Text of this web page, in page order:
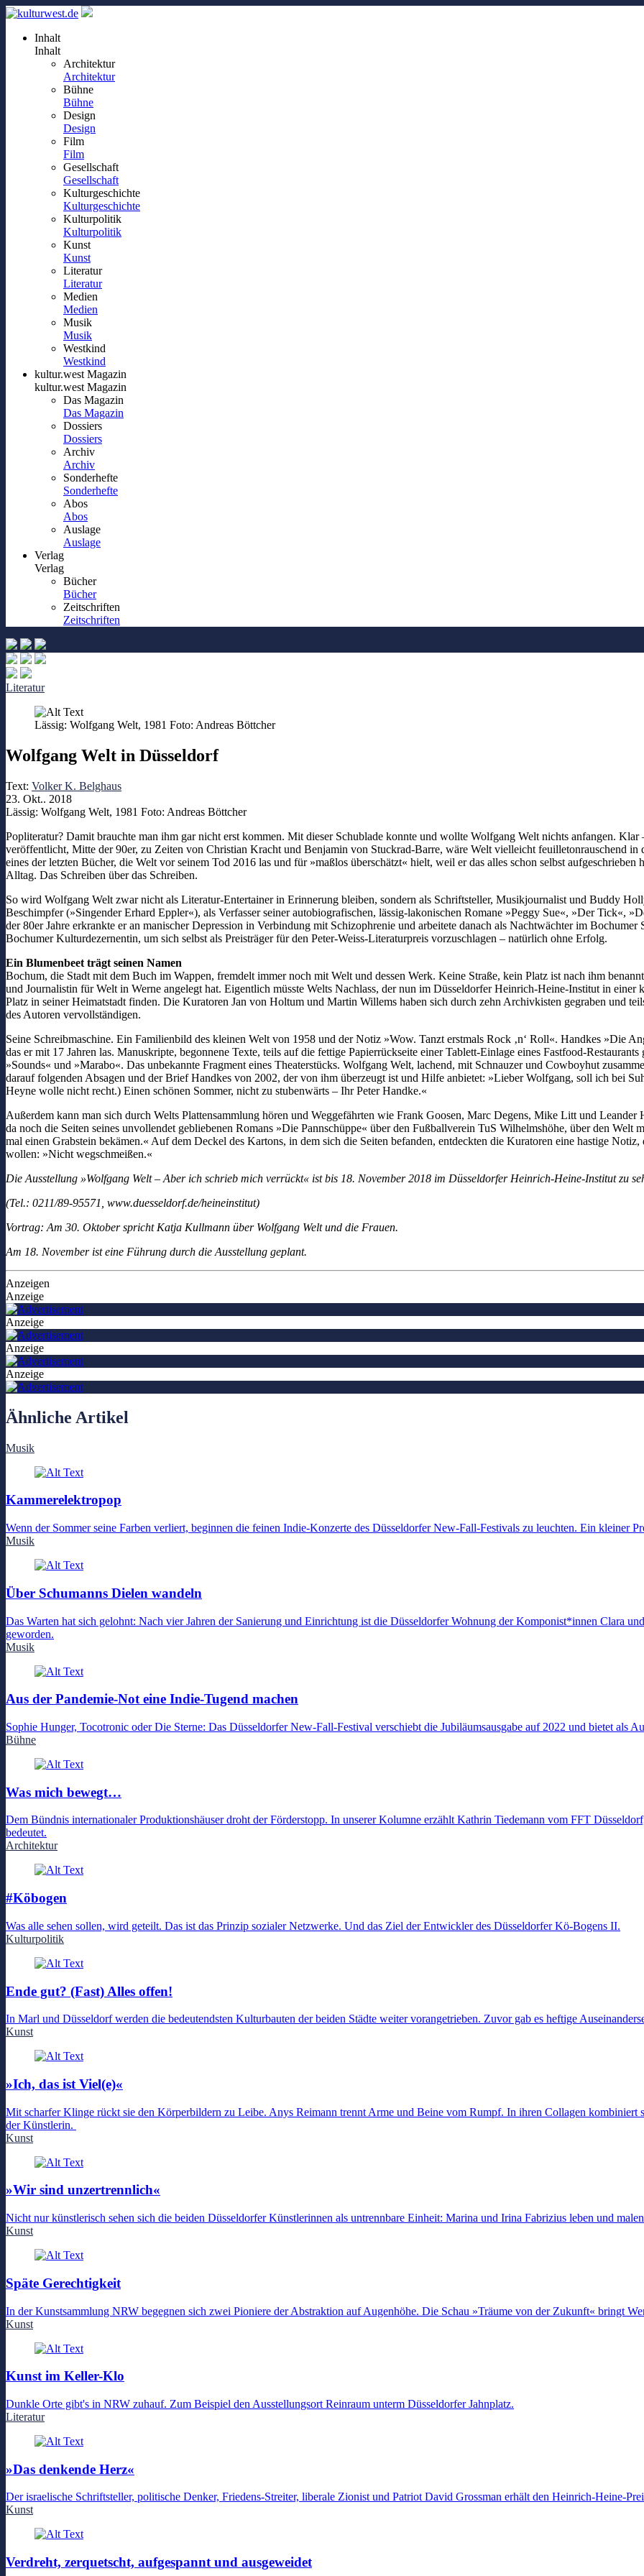
Inhalt
Inhalt
Architektur
Architektur
Bühne
Bühne
Design
Design
Film
Film
Gesellschaft
Gesellschaft
Kulturgeschichte
Kulturgeschichte
Kulturpolitik
Kulturpolitik
Kunst
Kunst
Literatur
Literatur
Medien
Medien
Musik
Musik
Westkind
Westkind
kultur.west Magazin
kultur.west Magazin
Das Magazin
Das Magazin
Dossiers
Dossiers
Archiv
Archiv
Sonderhefte
Sonderhefte
Abos
Abos
Auslage
Auslage
Verlag
Verlag
Bücher
Bücher
Zeitschriften
Zeitschriften
Literatur
Lässig: Wolfgang Welt, 1981 Foto: Andreas Böttcher
Wolfgang Welt in Düsseldorf
Text: Volker K. Belghaus
23. Okt.. 2018
Lässig: Wolfgang Welt, 1981 Foto: Andreas Böttcher
Popliteratur? Damit brauchte man ihm gar nicht erst kommen. Mit dieser Schublade konnte und wollte Wolfgang Welt nichts anfangen. Klar
veröffentlicht, Mitte der 90er, zu Zeiten von Christian Kracht und Benjamin von Stuckrad-Barre, wäre Welt vielleicht feuilletonrauschend in
eines der letzten Bücher, die Welt vor seinem Tod 2016 las und für »maßlos überschätzt« hielt, weil er das alles schon selbst
Alltag. Das Schreiben über das Schreiben.
So wird Wolfgang Welt zwar nicht als Literatur-Entertainer in Erinnerung bleiben, sondern als Schriftsteller, Musikjournalist und Buddy
Beschimpfer (»Singender Erhard Eppler«), als Verfasser seiner autobiografischen, lässig-lakonischen Romane »Peggy Sue«, »Der Tick«,
der 80er Jahre erkrankte er an manischer Depression in Verbindung mit Schizophrenie und arbeitete danach als Nachtwächter im
Bochumer Kulturdezernentin, um sich selbst als Preisträger für den Peter-Weiss-Literaturpreis vorzuschlagen – natürlich ohne Erfolg.
Ein Blumenbeet trägt seinen Namen
Bochum, die Stadt mit dem Buch im Wappen, fremdelt immer noch mit Welt und dessen Werk. Keine Straße, kein Platz ist nach ihm
und Journalistin für Welt in Werne angelegt hat. Eigentlich müsste Welts Nachlass, der nun im Düsseldorfer Heinrich-Heine-Institut in einer
Platz in seiner Heimatstadt finden. Die Kuratoren Jan von Holtum und Martin Willems haben sich durch zehn Archivkisten gegraben und
des Autoren vervollständigen.
Seine Schreibmaschine. Ein Familienbild des kleinen Welt von 1958 und der Notiz »Wow. Tanzt erstmals Rock ‚n‘ Roll«. Handkes »Die
das er mit 17 Jahren las. Manuskripte, begonnene Texte, teils auf die fettige Papierrückseite einer Tablett-Einlage eines Fastfood-
»Sounds« und »Marabo«. Das unbekannte Fragment eines Theaterstücks. Wolfgang Welt, lachend, mit Schnauzer und Cowboyhut
darauf folgenden Absagen und der Brief Handkes von 2002, der von ihm überzeugt ist und Hilfe anbietet: »Lieber Wolfgang, soll ich bei
Heyne wolle nicht recht.) Einen schönen Sommer, nicht zu stubenwärts – Ihr Peter Handke.«
Außerdem kann man sich durch Welts Plattensammlung hören und Weggefährten wie Frank Goosen, Marc Degens, Mike Litt und
da noch die Seiten seines unvollendet gebliebenen Romans »Die Pannschüppe« über den Fußballverein TuS Wilhelmshöhe, über den
mal einen Grabstein bekämen.« Auf dem Deckel des Kartons, in dem sich die Seiten befanden, entdeckten die Kuratoren eine hastige
wollen: »Nicht wegschmeißen.«
Die Ausstellung »Wolfgang Welt – Aber ich schrieb mich verrückt« ist bis 18. November 2018 im Düsseldorfer Heinrich-Heine-Institut zu
(Tel.: 0211/89-95571, www.duesseldorf.de/heineinstitut)
Vortrag: Am 30. Oktober spricht Katja Kullmann über Wolfgang Welt und die Frauen.
Am 18. November ist eine Führung durch die Ausstellung geplant.
Anzeigen
Anzeige
Anzeige
Anzeige
Anzeige
Ähnliche Artikel
Musik
Kammerelektropop
Wenn der Sommer seine Farben verliert, beginnen die feinen Indie-Konzerte des Düsseldorfer New-Fall-Festivals zu leuchten. Ein kleiner
Musik
Über Schumanns Dielen wandeln
Das Warten hat sich gelohnt: Nach vier Jahren der Sanierung und Einrichtung ist die Düsseldorfer Wohnung der Komponist*innen Clara
geworden.
Musik
Aus der Pandemie-Not eine Indie-Tugend machen
Sophie Hunger, Tocotronic oder Die Sterne: Das Düsseldorfer New-Fall-Festival verschiebt die Jubiläumsausgabe auf 2022 und bietet als
Bühne
Was mich bewegt…
Dem Bündnis internationaler Produktionshäuser droht der Förderstopp. In unserer Kolumne erzählt Kathrin Tiedemann vom FFT
bedeutet.
Architektur
#Köbogen
Was alle sehen sollen, wird geteilt. Das ist das Prinzip sozialer Netzwerke. Und das Ziel der Entwickler des Düsseldorfer Kö-Bogens II.
Kulturpolitik
Ende gut? (Fast) Alles offen!
In Marl und Düsseldorf werden die bedeutendsten Kulturbauten der beiden Städte weiter vorangetrieben. Zuvor gab es heftige
Kunst
»Ich, das ist Viel(e)«
Mit scharfer Klinge rückt sie den Körperbildern zu Leibe. Anys Reimann trennt Arme und Beine vom Rumpf. In ihren Collagen kombiniert
der Künstlerin.
Kunst
»Wir sind unzertrennlich«
Nicht nur künstlerisch sehen sich die beiden Düsseldorfer Künstlerinnen als untrennbare Einheit: Marina und Irina Fabrizius leben und
Kunst
Späte Gerechtigkeit
In der Kunstsammlung NRW begegnen sich zwei Pioniere der Abstraktion auf Augenhöhe. Die Schau »Träume von der Zukunft« bringt
Kunst
Kunst im Keller-Klo
Dunkle Orte gibt's in NRW zuhauf. Zum Beispiel den Ausstellungsort Reinraum unterm Düsseldorfer Jahnplatz.
Literatur
»Das denkende Herz«
Der israelische Schriftsteller, politische Denker, Friedens-Streiter, liberale Zionist und Patriot David Grossman erhält den Heinrich-Heine-
Kunst
Verdreht, zerquetscht, aufgespannt und ausgeweidet